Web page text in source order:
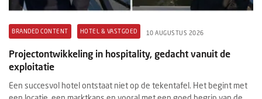
BRANDED CONTENT HOTEL & VASTGOED 10 AUGUSTUS 2026
Projectontwikkeling in hospitality, gedacht vanuit de
exploitatie
Een succesvol hotel ontstaat niet op de tekentafel. Het begint met